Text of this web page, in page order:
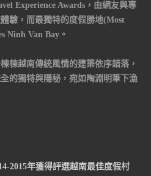
Experience Awards，由網友與專
驗，而最獨特的度假勝地(Most
Ninh Van Bay。
棟越南傳統風情的建築依序錯落，
的獨特與隱秘，宛如陶淵明筆下漁
2015年獲得評選越南最佳度假村